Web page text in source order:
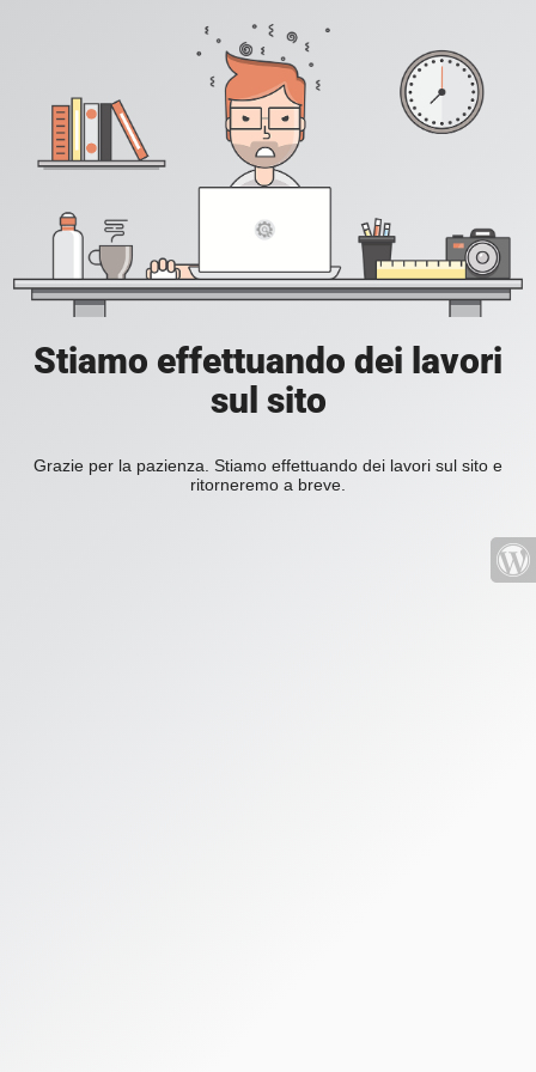
Stiamo effettuando dei lavori
sul sito
Grazie per la pazienza. Stiamo effettuando dei lavori sul sito e
ritorneremo a breve.